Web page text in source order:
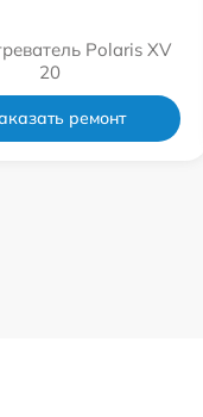
Polaris XV
20
ремонт